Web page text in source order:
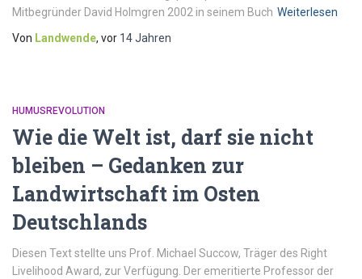
Mitbegründer David Holmgren 2002 in seinem Buch Weiterlesen
Von Landwende, vor 14 Jahren
HUMUSREVOLUTION
Wie die Welt ist, darf sie nicht
bleiben – Gedanken zur
Landwirtschaft im Osten
Deutschlands
Diesen Text stellte uns Prof. Michael Succow, Träger des Right
Livelihood Award, zur Verfügung. Der emeritierte Professor der